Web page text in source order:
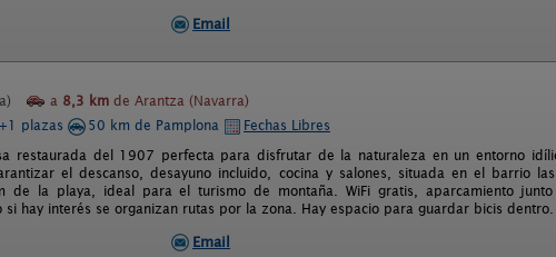
Email
a 8,3 km de Arantza (Navarra)
plazas 50 km de Pamplona
Fechas Libres
restaurada del 1907 perfecta para disfrutar de la naturaleza en un entorno
el descanso, desayuno incluido, cocina y salones, situada en el barrio
de la playa, ideal para el turismo de montaña. WiFi gratis, aparcamiento junto
hay interés se organizan rutas por la zona. Hay espacio para guardar bicis dentro.
Email